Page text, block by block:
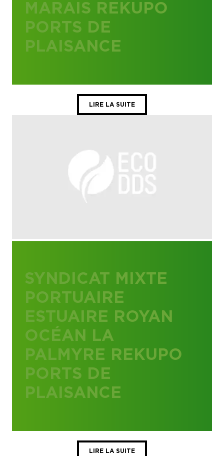
MARAIS REKUPO
PORTS DE
PLAISANCE
LIRE LA SUITE
SYNDICAT MIXTE
PORTUAIRE
ESTUAIRE ROYAN
OCÉAN LA
PALMYRE REKUPO
PORTS DE
PLAISANCE
LIRE LA SUITE